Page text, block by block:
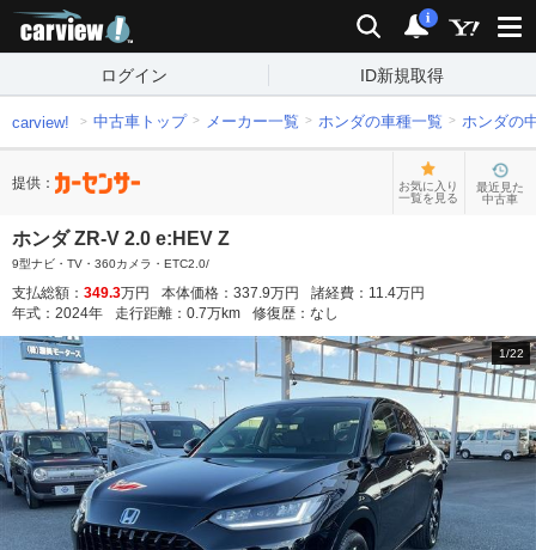
検索 通知
i
ログイン ID新規取得
carview! 中古車トップ メーカー一覧 ホンダの車種一覧 ホンダの
提供：
お気に入り
一覧を見る
最近見た
中古車
ホンダ ZR-V 2.0 e:HEV Z
9型ナビ・TV・360カメラ・ETC2.0/
支払総額： 349.3万円 本体価格： 337.9万円 諸経費： 11.4万円
年式： 2024年 走行距離： 0.7万km 修復歴： なし
1/22